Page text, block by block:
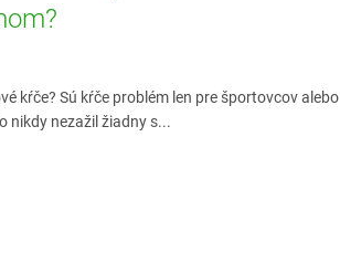
kŕče? Sú kŕče problém len pre športovcov alebo
nikdy nezažil žiadny s...